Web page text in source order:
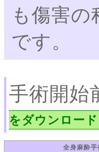
も傷害
です。
手術開始
をダウンロード
全身麻酔手